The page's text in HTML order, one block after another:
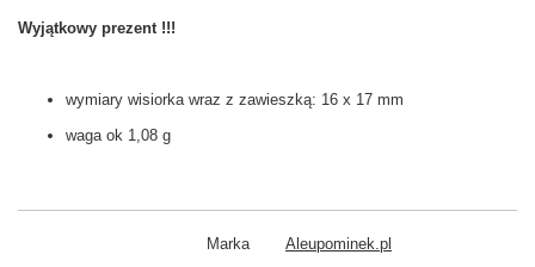
Wyjątkowy prezent !!!
wymiary wisiorka wraz z zawieszką: 16 x 17 mm
waga ok 1,08 g
Marka Aleupominek.pl